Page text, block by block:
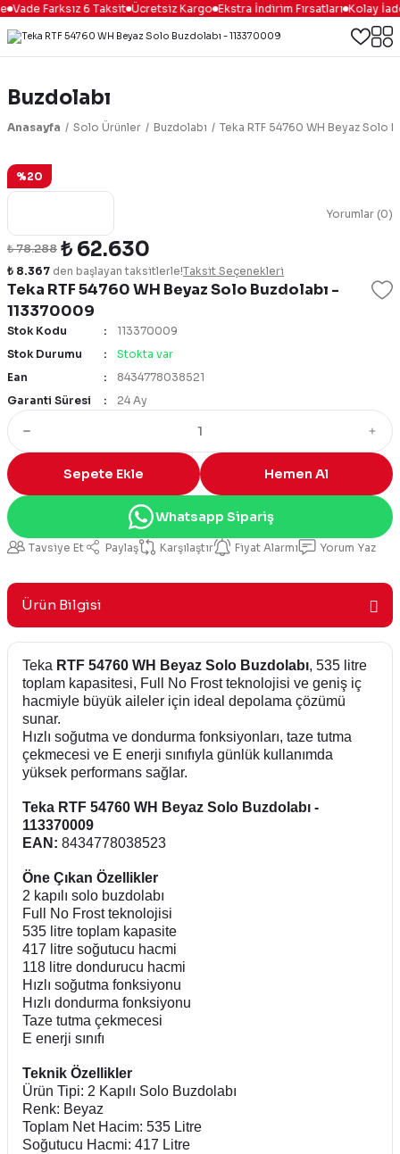
Vade Farksız 6 Taksit Ücretsiz Kargo Ekstra İndirim Fırsatları Kolay
Buzdolabı
Anasayfa Solo Ürünler Buzdolabı Teka RTF 54760 WH Beyaz Solo
%20
Yorumlar (0)
Teka RTF 54760 WH Beyaz Solo Buzdolabı -
113370009
₺ 78.288 ₺ 62.630
₺ 8.367 den başlayan taksitlerle!Taksit Seçenekleri
Stok Kodu
113370009
Stok Durumu
Stokta var
Ean
8434778038521
Garanti Süresi
24 Ay
Sepete Ekle Hemen Al
Whatsapp Sipariş
Tavsiye Et Paylaş Karşılaştır Fiyat Alarmı Yorum Yaz
Ürün Bilgisi
Teka RTF 54760 WH Beyaz Solo Buzdolabı, 535 litre
toplam kapasitesi, Full No Frost teknolojisi ve geniş iç
hacmiyle büyük aileler için ideal depolama çözümü
sunar.
Hızlı soğutma ve dondurma fonksiyonları, taze tutma
çekmecesi ve E enerji sınıfıyla günlük kullanımda
yüksek performans sağlar.
Teka RTF 54760 WH Beyaz Solo Buzdolabı -
113370009
EAN: 8434778038523
Öne Çıkan Özellikler
2 kapılı solo buzdolabı
Full No Frost teknolojisi
535 litre toplam kapasite
417 litre soğutucu hacmi
118 litre dondurucu hacmi
Hızlı soğutma fonksiyonu
Hızlı dondurma fonksiyonu
Taze tutma çekmecesi
E enerji sınıfı
Teknik Özellikler
Ürün Tipi: 2 Kapılı Solo Buzdolabı
Renk: Beyaz
Toplam Net Hacim: 535 Litre
Soğutucu Hacmi: 417 Litre